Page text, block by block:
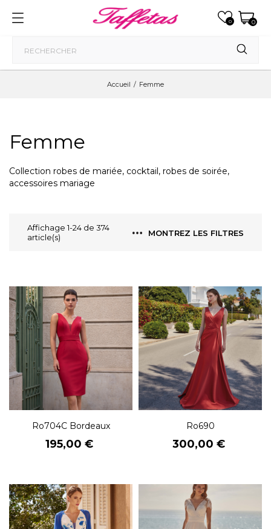
0
0
Accueil Femme
Femme
Collection robes de mariée, cocktail, robes de soirée,
accessoires mariage
MONTREZ LES FILTRES
Affichage 1-24 de 374
article(s)
Ro704C Bordeaux
Prix
195,00 €
Ro690
Prix
300,00 €